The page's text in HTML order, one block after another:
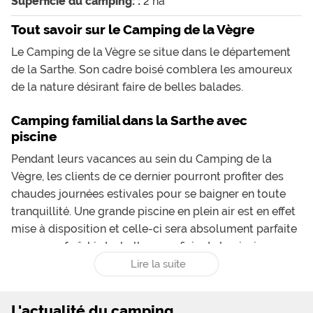
Tout savoir sur le Camping de la Vègre
Le Camping de la Vègre se situe dans le département
de la Sarthe. Son cadre boisé comblera les amoureux
de la nature désirant faire de belles balades.
Camping familial dans la Sarthe avec
piscine
Pendant leurs vacances au sein du Camping de la
Vègre, les clients de ce dernier pourront profiter des
chaudes journées estivales pour se baigner en toute
tranquillité. Une grande piscine en plein air est en effet
mise à disposition et celle-ci sera absolument parfaite
pour se rafraîchir. La belle superficie de la piscine
permettra à chacun de pouvoir en profiter selon son
Lire la suite